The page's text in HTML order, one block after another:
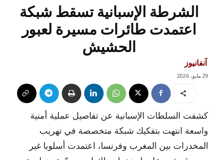
الشرطة الإسبانية تسقط شبكة
اعتمدت طائرات مسيرة لعبور
الحشيش
آنفانيوز
29 مايو، 2026
كشفت السلطات الإسبانية عن تفاصيل عملية أمنية
واسعة انتهت بتفكيك شبكة متخصصة في تهريب
المخدرات بين المغرب وفرنسا، اعتمدت أسلوبا غير